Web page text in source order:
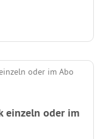
einzeln oder im